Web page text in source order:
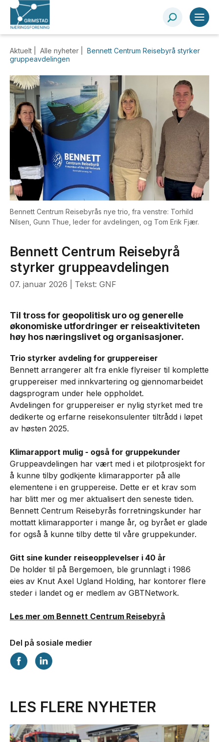
Aktuelt | Alle nyheter
Bennett Centrum Reisebyrå styrker
gruppeavdelingen
Bennett Centrum Reisebyrås nye trio, fra venstre: Torhild
Nilsen, Gunn Thue, leder for avdelingen, og Tom Erik Fjær.
Bennett Centrum Reisebyrå
styrker gruppeavdelingen
07. januar 2026 | Tekst: GNF
Til tross for geopolitisk uro og generelle
økonomiske utfordringer er reiseaktiviteten
høy hos næringslivet og organisasjoner.
Trio styrker avdeling for gruppereiser
Bennett arrangerer alt fra enkle flyreiser til komplette
gruppereiser med innkvartering og gjennomarbeidet
dagsprogram under hele oppholdet.
Avdelingen for gruppereiser er nylig styrket med tre
dedikerte og erfarne reisekonsulenter tiltrådd i løpet
av høsten 2025.
Klimarapport mulig - også for gruppekunder
Gruppeavdelingen har vært med i et pilotprosjekt for
å kunne tilby godkjente klimarapporter på alle
elementene i en gruppereise. Dette er et krav som
har blitt mer og mer aktualisert den seneste tiden.
Bennett Centrum Reisebyrås forretningskunder har
mottatt klimarapporter i mange år, og byrået er glade
for også å kunne tilby dette til våre gruppekunder.
Gitt sine kunder reiseopplevelser i 40 år
De holder til på Bergemoen, ble grunnlagt i 1986
eies av Knut Axel Ugland Holding, har kontorer flere
steder i landet og er medlem av GBTNetwork.
Les mer om Bennett Centrum Reisebyrå
Del på sosiale medier
LES FLERE NYHETER